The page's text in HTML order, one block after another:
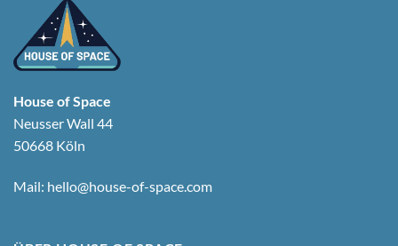
House of Space
Neusser Wall 44
50668 Köln
Mail: hello@house-of-space.com